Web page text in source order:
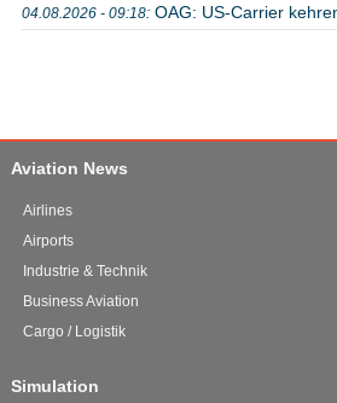
04.08.2026 - 09:18: OAG: US-Carrier
Aviation News
Airlines
Airports
Industrie & Technik
Business Aviation
Cargo / Logistik
Simulation